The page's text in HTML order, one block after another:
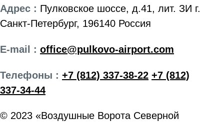
Адрес : Пулковское шоссе, д.41, лит. ЗИ г.
Санкт-Петербург, 196140 Россия
E-mail : office@pulkovo-airport.com
Телефоны : +7 (812) 337-38-22 +7 (812)
337-34-44
© 2023 «Воздушные Ворота Северной